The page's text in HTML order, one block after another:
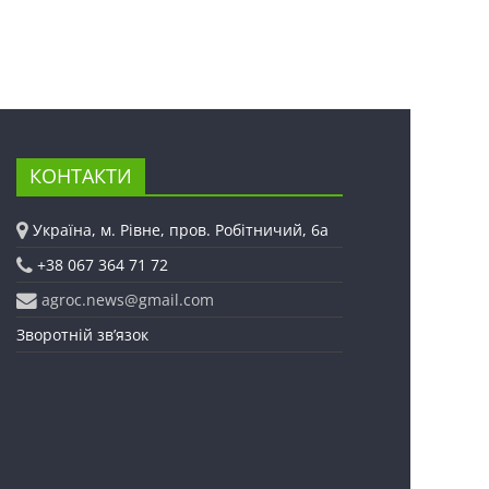
КОНТАКТИ
Україна, м. Рівне, пров. Робітничий, 6а
+38 067 364 71 72
agroc.news@gmail.com
Зворотній зв’язок